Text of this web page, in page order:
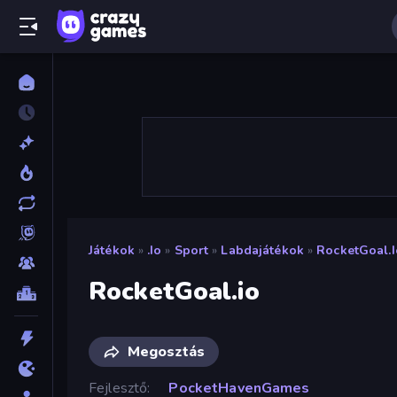
Játékok » .io » Sport » Labdajátékok »
RocketGoal.io
Megosztás
Fejlesztő
PocketHavenGames